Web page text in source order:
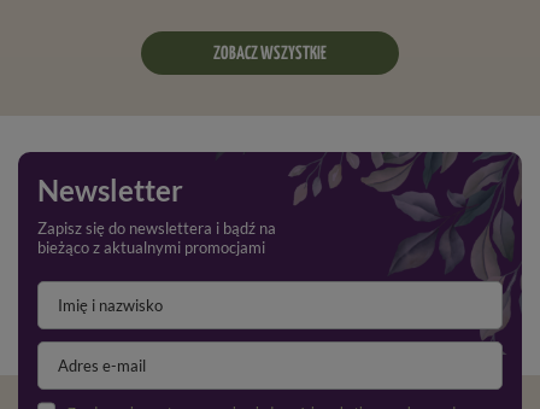
ZOBACZ WSZYSTKIE
Newsletter
Zapisz się do newslettera i bądź na
bieżąco z aktualnymi promocjami